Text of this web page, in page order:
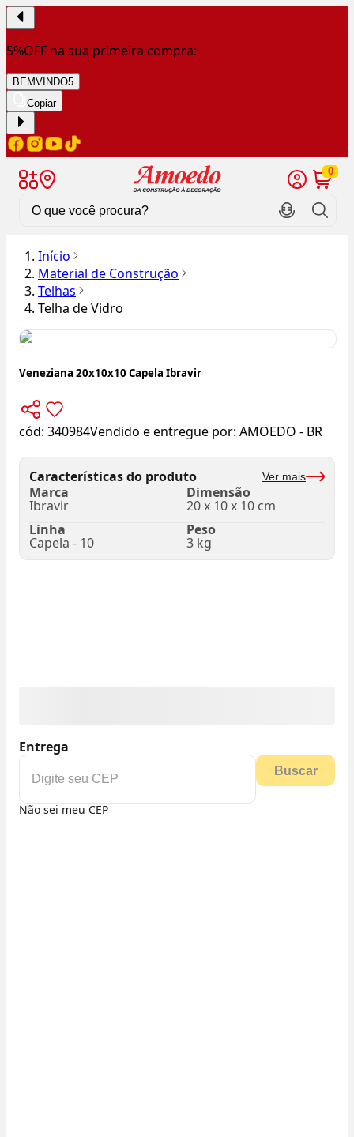
5%OFF na sua primeira compra:
BEMVINDO5
Copiar
0
Início
Material de Construção
Telhas
Telha de Vidro
Veneziana 20x10x10 Capela Ibravir
cód: 340984Vendido e entregue por: AMOEDO - BR
Características do produto Ver mais
Marca
Ibravir
Dimensão
20 x 10 x 10 cm
Linha
Capela - 10
Peso
3 kg
Entrega
Buscar
Não sei meu CEP